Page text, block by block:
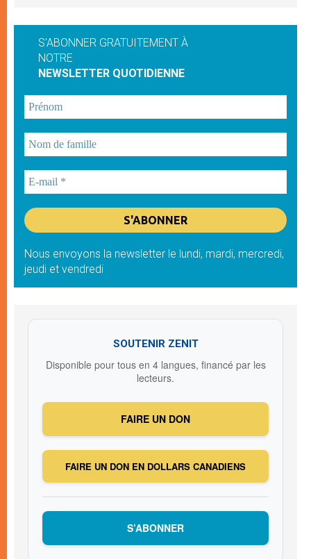
S'ABONNER GRATUITEMENT À
NOTRE
NEWSLETTER QUOTIDIENNE
Nous envoyons la newsletter le lundi, mardi, mercredi,
jeudi et vendredi
SOUTENIR ZENIT
Disponible pour tous en 4 langues, financé par les
lecteurs.
FAIRE UN DON
FAIRE UN DON EN DOLLARS CANADIENS
S’ABONNER